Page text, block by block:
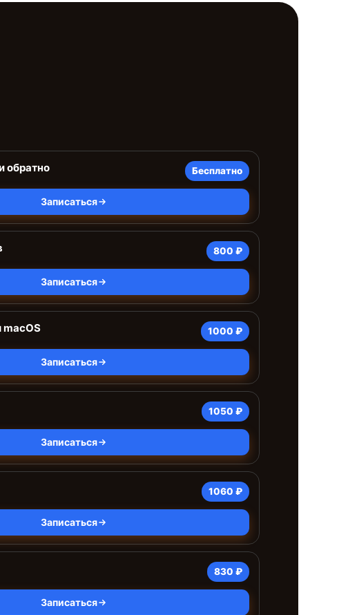
обратно Бесплатно
Записаться
800 ₽
Записаться
macOS 1000 ₽
Записаться
1050 ₽
Записаться
1060 ₽
Записаться
830 ₽
Записаться